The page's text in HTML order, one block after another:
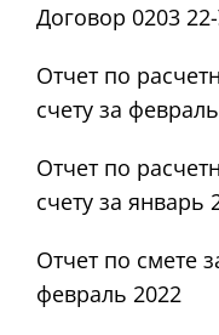
Договор 0203
Отчет по
счету за
Отчет по
счету за январь
Отчет по смете
февраль 2022